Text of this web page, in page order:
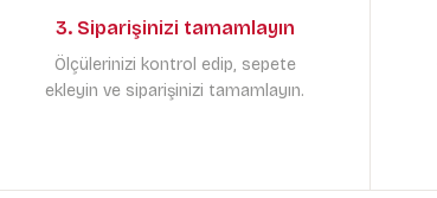
3. Siparişinizi tamamlayın
Ölçülerinizi kontrol edip, sepete
ekleyin ve siparişinizi tamamlayın.